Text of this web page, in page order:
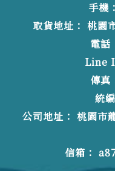
桃園市
桃園